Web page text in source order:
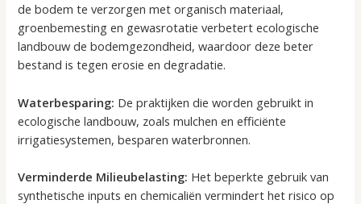
de bodem te verzorgen met organisch materiaal,
groenbemesting en gewasrotatie verbetert ecologische
landbouw de bodemgezondheid, waardoor deze beter
bestand is tegen erosie en degradatie.
Waterbesparing: De praktijken die worden gebruikt in
ecologische landbouw, zoals mulchen en efficiënte
irrigatiesystemen, besparen waterbronnen.
Verminderde Milieubelasting: Het beperkte gebruik van
synthetische inputs en chemicaliën vermindert het risico op